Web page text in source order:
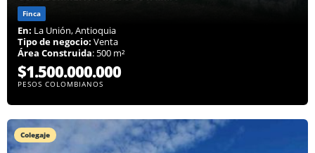
Finca
En: La Unión, Antioquia
Tipo de negocio: Venta
Área Construida: 500 m²
$1.500.000.000
PESOS COLOMBIANOS
Colegaje